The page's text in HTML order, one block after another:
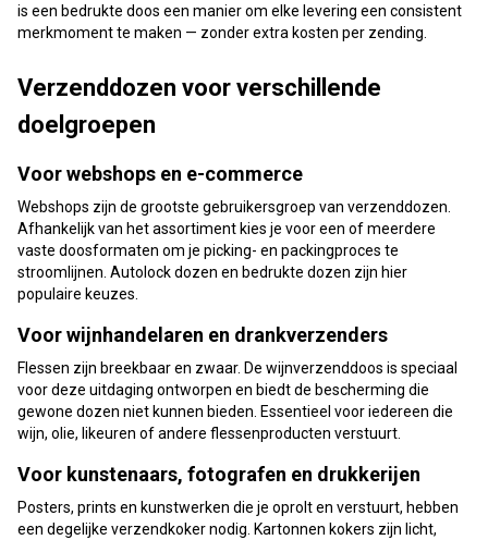
is een bedrukte doos een manier om elke levering een consistent
merkmoment te maken — zonder extra kosten per zending.
Verzenddozen voor verschillende
doelgroepen
Voor webshops en e-commerce
Webshops zijn de grootste gebruikersgroep van verzenddozen.
Afhankelijk van het assortiment kies je voor een of meerdere
vaste doosformaten om je picking- en packingproces te
stroomlijnen. Autolock dozen en bedrukte dozen zijn hier
populaire keuzes.
Voor wijnhandelaren en drankverzenders
Flessen zijn breekbaar en zwaar. De wijnverzenddoos is speciaal
voor deze uitdaging ontworpen en biedt de bescherming die
gewone dozen niet kunnen bieden. Essentieel voor iedereen die
wijn, olie, likeuren of andere flessenproducten verstuurt.
Voor kunstenaars, fotografen en drukkerijen
Posters, prints en kunstwerken die je oprolt en verstuurt, hebben
een degelijke verzendkoker nodig. Kartonnen kokers zijn licht,